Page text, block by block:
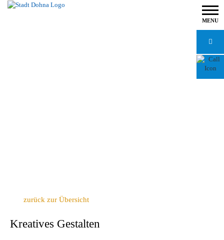
MENU
zurück zur Übersicht
Kreatives Gestalten